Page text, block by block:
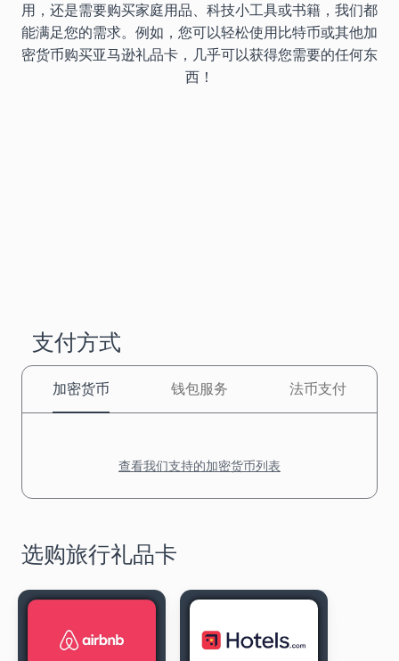
用，还是需要购买家庭用品、科技小工具或书籍，我们都
能满足您的需求。例如，您可以轻松使用比特币或其他加
密货币购买亚马逊礼品卡，几乎可以获得您需要的任何东
西！
支付方式
加密货币 钱包服务 法币支付
查看我们支持的加密货币列表
选购旅行礼品卡